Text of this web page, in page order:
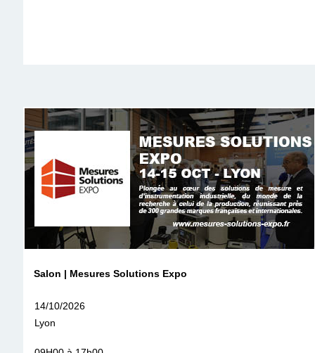
14/10/2026
Lyon
Salon | Mesures Solutions Expo